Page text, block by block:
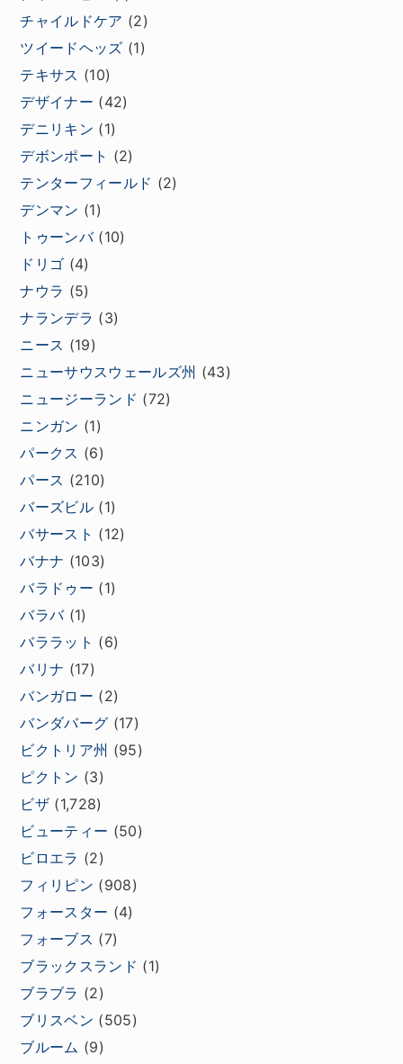
チャイルドケア (2)
ツイードヘッズ (1)
テキサス (10)
デザイナー (42)
デニリキン (1)
デボンポート (2)
テンターフィールド (2)
デンマン (1)
トゥーンバ(10)
ドリゴ (4)
ナウラ (5)
ナランデラ (3)
ニース (19)
ニューサウスウェールズ州 (43)
ニュージーランド (72)
ニンガン (1)
パークス (6)
パース (210)
バーズビル (1)
バサースト (12)
バナナ (103)
バラドゥー (1)
バラバ(1)
バララット (6)
バリナ (17)
バンガロー (2)
バンダバーグ (17)
ビクトリア州 (95)
ピクトン (3)
ビザ (1,728)
ビューティー (50)
ビロエラ (2)
フィリピン (908)
フォースター (4)
フォーブス (7)
ブラックスランド (1)
ブラブラ (2)
ブリスベン (505)
ブルーム (9)